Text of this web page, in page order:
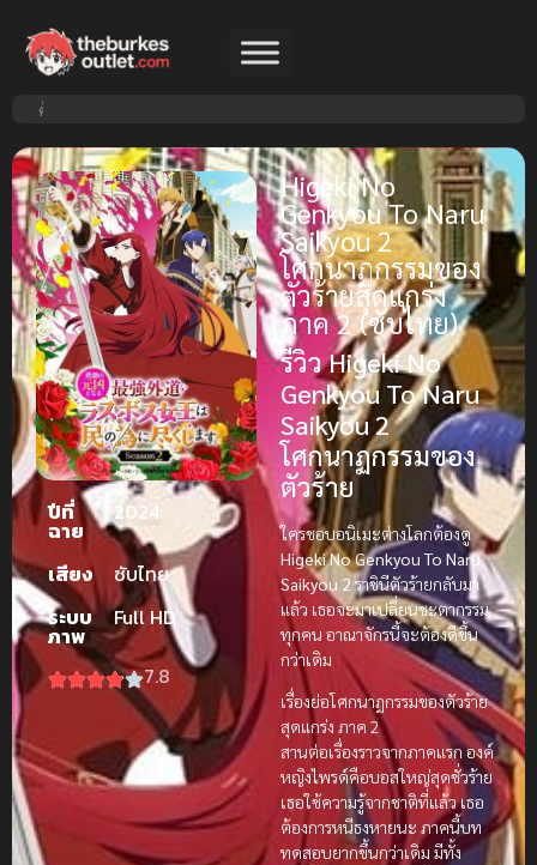
ปีที่
ฉาย
2024
เสียง
ซับไทย
ระบบ
ภาพ
Full HD
7.8
Higeki No
Genkyou To Naru
Saikyou 2
โศกนาฏกรรมของ
ตัวร้ายสุดแกร่ง
ภาค 2 (ซับไทย)
รีวิว Higeki No
Genkyou To Naru
Saikyou 2
โศกนาฏกรรมของ
ตัวร้าย
ใครชอบอนิเมะต่างโลกต้องดู
Higeki No Genkyou To Naru
Saikyou 2ราชินีตัวร้ายกลับมา
แล้ว เธอจะมาเปลี่ยนชะตากรรม
ทุกคน อาณาจักรนี้จะต้องดีขึ้น
กว่าเดิม
เรื่องย่อโศกนาฏกรรมของตัวร้าย
สุดแกร่ง ภาค 2
สานต่อเรื่องราวจากภาคแรก องค์
หญิงไพรด์คือบอสใหญ่สุดชั่วร้าย
เธอใช้ความรู้จากชาติที่แล้ว เธอ
ต้องการหนีธงหายนะ ภาคนี้บท
ทดสอบยากขึ้นกว่าเดิม มีทั้ง